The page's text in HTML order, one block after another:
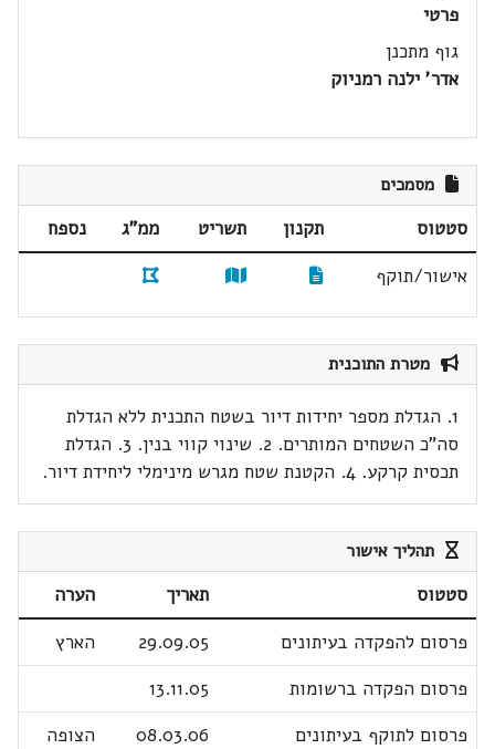
פרטי
גוף מתכנן
אדר' ילנה רמניוק
מסמכים
סטטוס תקנון תשריט ממ"ג
נספח
אישור/תוקף
מטרת התוכנית
1. הגדלת מספר יחידות דיור בשטח התכנית ללא הגדלת
סה"כ השטחים המותרים. 2. שינוי קווי בנין. 3. הגדלת
תכסית קרקע. 4. הקטנת שטח מגרש מינימלי ליחידת דיור.
תהליך אישור
סטטוס תאריך
הערה
פרסום להפקדה בעיתונים
29.09.05
הארץ
פרסום הפקדה ברשומות
13.11.05
פרסום לתוקף בעיתונים
08.03.06
הצופה